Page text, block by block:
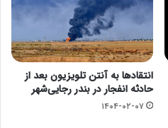
انتقادها به آنتن تلویزیون بعد از
حادثه انفجار در بندر رجایی‌شهر
۱۴۰۴-۰۲-۰۷